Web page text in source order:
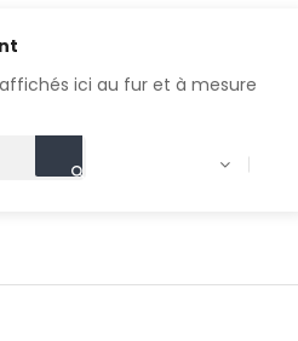
ici au fur et à mesure
